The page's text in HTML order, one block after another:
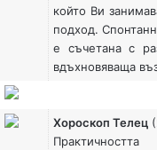
който Ви
подход.
е съчетана с
вдъхновяваща
Хороскоп Телец